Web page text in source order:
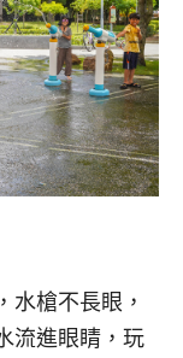
水槍不長眼，
流進眼睛，玩